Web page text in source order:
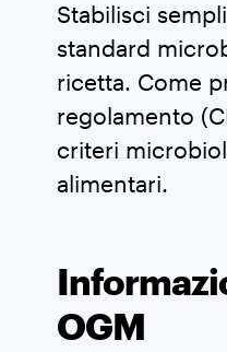
Stabilisci
standard
ricetta. Come
regolamento
criteri
alimentari.
OGM